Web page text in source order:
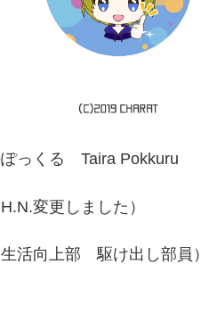
っくる Taira Pokkuru
H.N.変更しました）
生活向上部 駆け出し部員）